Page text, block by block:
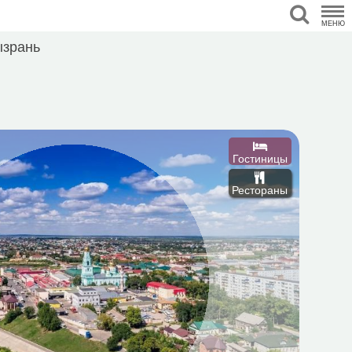
МЕНЮ
Гостиницы
Рестораны